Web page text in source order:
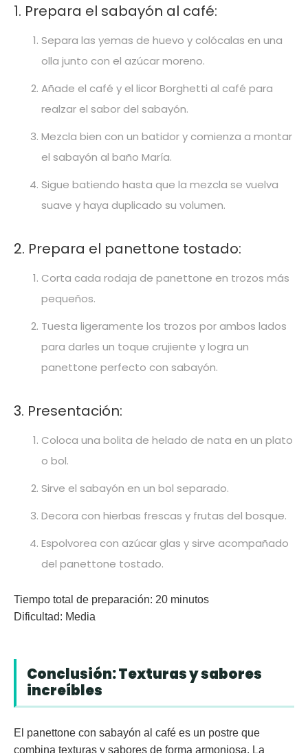
1. Prepara el sabayón al café:
Separa las yemas de huevo y colócalas en una
olla junto con el azúcar moreno.
Añade el café y el licor Borghetti al café para
realzar el sabor del sabayón.
Mezcla bien con un batidor y comienza a montar
el sabayón al baño María.
Sigue batiendo hasta que la mezcla se vuelva
suave y haya duplicado su volumen.
2. Prepara el panettone tostado:
Corta cada rodaja de panettone en trozos más
pequeños.
Tuesta ligeramente los trozos por ambos lados
para darles un toque crujiente y logra un
panettone perfecto con sabayón.
3. Presentación:
Coloca una bolita de helado de nata en un plato
o bol.
Sirve el sabayón en un bol separado.
Decora con hierbas frescas y frutas del bosque.
Espolvorea con azúcar glas y sirve acompañado
del panettone tostado.
Tiempo total de preparación: 20 minutos
Dificultad: Media
Conclusión: Texturas y sabores
increíbles
El panettone con sabayón al café es un postre que
combina texturas y sabores de forma armoniosa. La